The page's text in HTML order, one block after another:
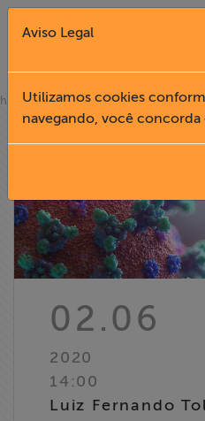
Fechar X
English
Home
Institucional
Informação
Liberdade de
home»notícias
02.06
2020
14:00
Luiz Fernando
Aviso Legal
Utilizamos cookies
navegando, você concorda